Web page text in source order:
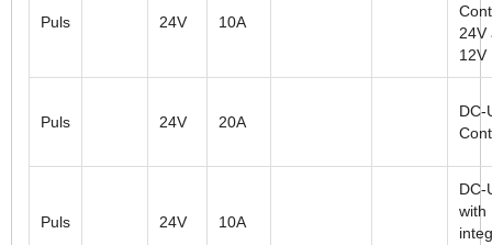
Puls 24V 10A
24V
12V
Puls 24V 20A
DC-
Puls 24V 10A
DC-
with